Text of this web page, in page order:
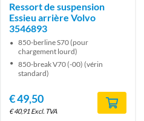
Ressort de suspension
Essieu arrière Volvo
3546893
850-berline S70 (pour
chargement lourd)
850-break V70 (-00) (vérin
standard)
€49,50
€40,91 Excl. TVA